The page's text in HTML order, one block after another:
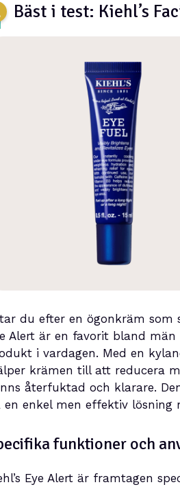
Bäst i test: Kiehl’s
du efter en ögonkräm som
Alert är en favorit bland
i vardagen. Med en
krämen till att reducera
återfuktad och klarare.
en enkel men effektiv
funktioner och
Eye Alert är framtagen